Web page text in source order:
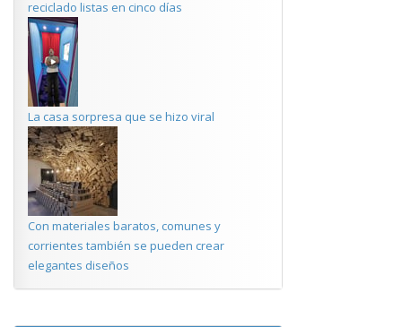
reciclado listas en cinco días
La casa sorpresa que se hizo viral
Con materiales baratos, comunes y
corrientes también se pueden crear
elegantes diseños